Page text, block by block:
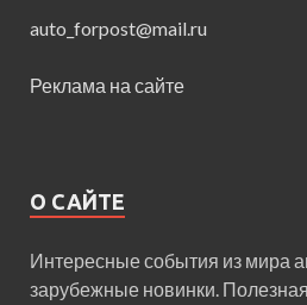
auto_forpost@mail.ru
Реклама на сайте
О САЙТЕ
Интересные события из мира
зарубежные новинки.